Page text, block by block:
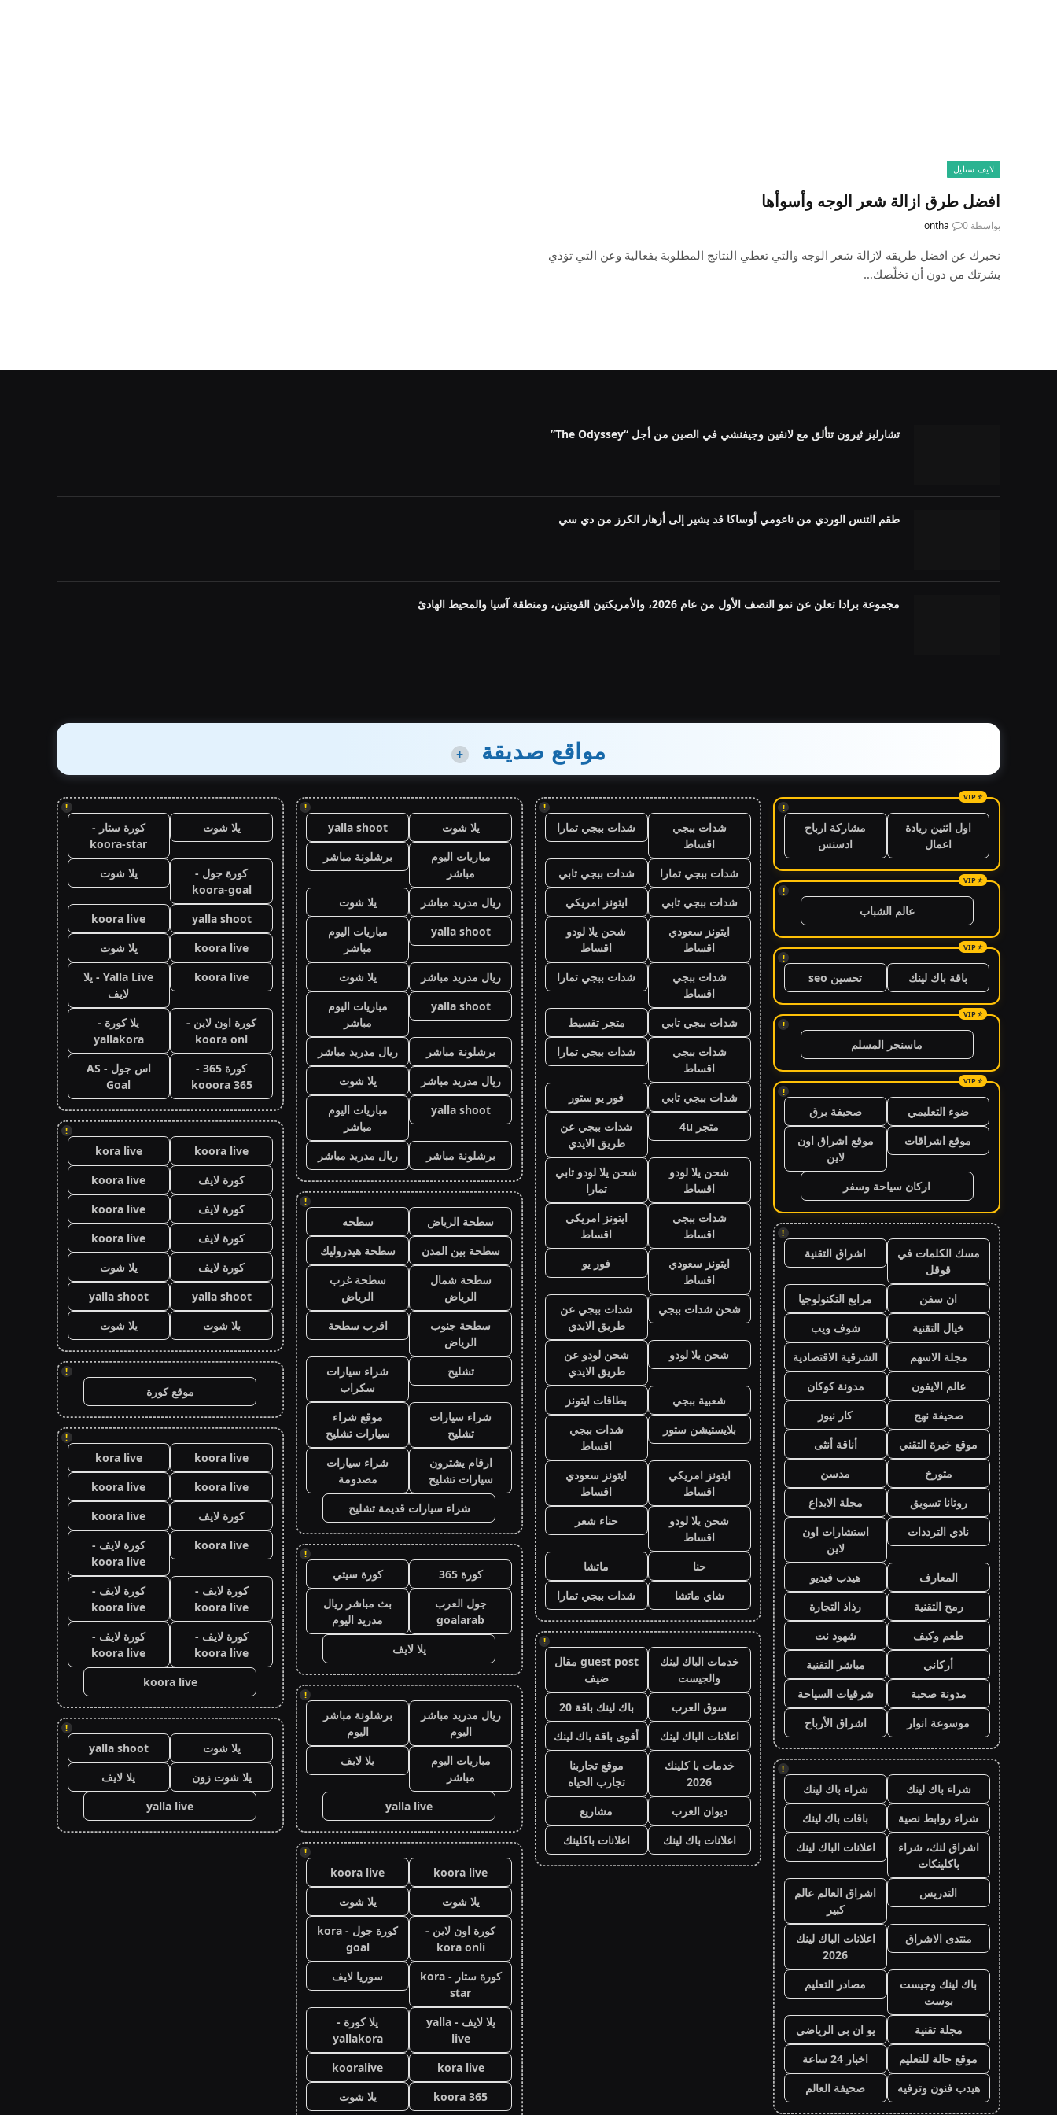
لايف ستايل
افضل طرق ازالة شعر الوجه وأسوأها
بواسطة ontha 0
نخبرك عن افضل طريقه لازالة شعر الوجه والتي تعطي النتائج المطلوبة بفعالية وعن التي تؤذي
بشرتك من دون أن تخلّصك…
تشارليز ثيرون تتألق مع لانفين وجيفنشي في الصين من أجل “The Odyssey”
طقم التنس الوردي من ناعومي أوساكا قد يشير إلى أزهار الكرز من دي سي
مجموعة برادا تعلن عن نمو النصف الأول من عام 2026، والأمريكتين القويتين، ومنطقة آسيا والمحيط الهادئ
مواقع صديقة +
!
اول اثنين ريادة
اعمال
مشاركة ارباح
ادسنس
!
عالم الشباب
!
باقة باك لينك تحسين seo
!
ماسنجر المسلم
!
ضوء التعليمي
صحيفة برق
موقع اشراقات
موقع اشراق اون
لاين
اركان سياحة وسفر
!
مسك الكلمات في
قوقل
اشراق التقنية
ان سفن
مرابع التكنولوجيا
خيال التقنية
شوف ويب
مجلة الاسهم
الشرقية الاقتصادية
عالم الايفون
مدونة كوكان
صحيفة نهج
كار نيوز
موقع خبرة التقني
أناقة أنثى
متورخ
مدسن
روتانا تسويق
مجلة الابداع
نادي الترددات
استشارات اون
لاين
المعارف
هيدب فيديو
رمح التقنية
رذاذ التجارة
طعم وكيف
شهود نت
أركاني
مباشر التقنية
مدونة صحبة
شرقيات السياحة
موسوعة انوار
اشراق الأرباح
!
شراء باك لينك
شراء باك لينك
شراء روابط نصية
باقات باك لينك
اشراق لنك، شراء
باكلينكات
اعلانات الباك لينك
التدريس
اشراق العالم عالم
كبير
منتدى الاشراق
اعلانات الباك لينك
2026
باك لينك وجيست
بوست
مصادر التعليم
مجلة تقنية
يو ان بي الرياضي
موقع حالة للتعليم
اخبار 24 ساعة
هيدب فنون وترفيه
صحيفة العالم
!
شدات ببجي
اقساط
شدات ببجي تمارا
شدات ببجي تمارا
شدات ببجي تابي
شدات ببجي تابي
ايتونز امريكي
ايتونز سعودي
اقساط
شحن يلا لودو
اقساط
شدات ببجي
اقساط
شدات ببجي تمارا
شدات ببجي تابي
متجر تقسيط
شدات ببجي
اقساط
شدات ببجي تمارا
شدات ببجي تابي
فور يو ستور
متجر 4u
شدات ببجي عن
طريق الايدي
شحن يلا لودو
اقساط
شحن يلا لودو تابي
تمارا
شدات ببجي
اقساط
ايتونز امريكي
اقساط
ايتونز سعودي
اقساط
فور يو
شحن شدات ببجي
شدات ببجي عن
طريق الايدي
شحن يلا لودو
شحن لودو عن
طريق الايدي
شعبية ببجي
بطاقات ايتونز
بلايستيشن ستور
شدات ببجي
اقساط
ايتونز امريكي
اقساط
ايتونز سعودي
اقساط
شحن يلا لودو
اقساط
حناء شعر
حنا
ماتشا
شاي ماتشا
شدات ببجي تمارا
!
خدمات الباك لينك
والجيست
guest post مقال
ضيف
سوق العرب
باك لينك باقة 20
اعلانات الباك لينك
أقوى باقة باك لينك
خدمات با كلينك
2026
موقع تجاربنا
تجارب الحياه
ديوان العرب
مشاريع
اعلانات باك لينك
اعلانات باكلينك
!
يلا شوت
yalla shoot
مباريات اليوم
مباشر
برشلونة مباشر
ريال مدريد مباشر
يلا شوت
yalla shoot
مباريات اليوم
مباشر
ريال مدريد مباشر
يلا شوت
yalla shoot
مباريات اليوم
مباشر
برشلونة مباشر
ريال مدريد مباشر
ريال مدريد مباشر
يلا شوت
yalla shoot
مباريات اليوم
مباشر
برشلونة مباشر
ريال مدريد مباشر
!
سطحة الرياض
سطحه
سطحة بين المدن
سطحة هيدروليك
سطحة شمال
الرياض
سطحة غرب
الرياض
سطحة جنوب
الرياض
اقرب سطحة
تشليح
شراء سيارات
سكراب
شراء سيارات
تشليح
موقع شراء
سيارات تشليح
ارقام يشترون
سيارات تشليح
شراء سيارات
مصدومة
شراء سيارات قديمة تشليح
!
كورة 365
كورة سيتي
جول العرب
goalarab
بث مباشر ريال
مدريد اليوم
يلا لايف
!
ريال مدريد مباشر
اليوم
برشلونة مباشر
اليوم
مباريات اليوم
مباشر
يلا لايف
yalla live
!
koora live
koora live
يلا شوت
يلا شوت
كورة اون لاين -
kora onli
كورة جول - kora
goal
كورة ستار - kora
star
سوريا لايف
يلا لايف - yalla
live
يلا كورة -
yallakora
kora live
kooralive
koora 365
يلا شوت
!
يلا شوت
كورة ستار -
koora-star
كورة جول -
koora-goal
يلا شوت
yalla shoot
koora live
koora live
يلا شوت
koora live
Yalla Live - يلا
لايف
كورة اون لاين -
koora onl
يلا كورة -
yallakora
كورة 365 -
kooora 365
اس جول - AS
Goal
!
koora live
kora live
كورة لايف
koora live
كورة لايف
koora live
كورة لايف
koora live
كورة لايف
يلا شوت
yalla shoot
yalla shoot
يلا شوت
يلا شوت
!
موقع كورة
!
koora live
kora live
koora live
koora live
كورة لايف
koora live
koora live
كورة لايف -
koora live
كورة لايف -
koora live
كورة لايف -
koora live
كورة لايف -
koora live
كورة لايف -
koora live
koora live
!
يلا شوت
yalla shoot
يلا شوت زون
يلا لايف
yalla live